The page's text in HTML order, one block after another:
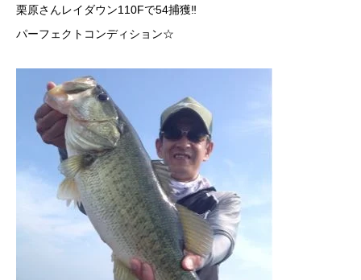
栗原さんレイダウン110Fで54捕獲‼︎
パーフェクトコンディション☆